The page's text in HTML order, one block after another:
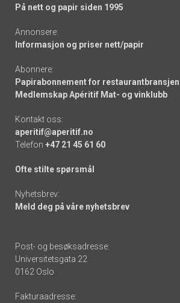
På nett og papir siden 1995
Annonsere:
Informasjon og priser nett/papir
Abonnere:
Papirabonnement for restaurantbransjen
Medlemskap Apéritif Mat- og vinklubb
Kontakt oss:
aperitif@aperitif.no
Telefon +47 21 45 61 60
Ofte stilte spørsmål
Nyhetsbrev:
Meld deg på våre nyhetsbrev
Post- og besøksadresse:
Universitetsgata 22
0162 Oslo
Fakturaadresse: